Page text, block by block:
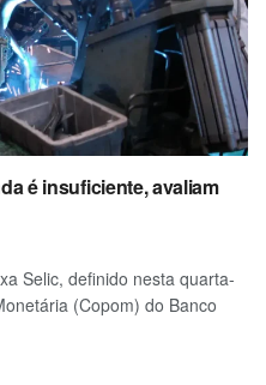
é insuficiente, avaliam
Selic, definido nesta quarta-
(Copom) do Banco